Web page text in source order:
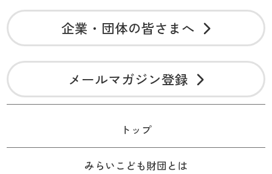
企業・団体の皆さまへ
メールマガジン登録
トップ
みらいこども財団とは